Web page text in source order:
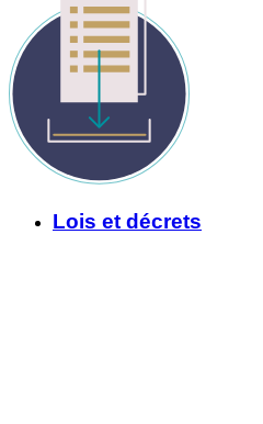
Lois et décrets